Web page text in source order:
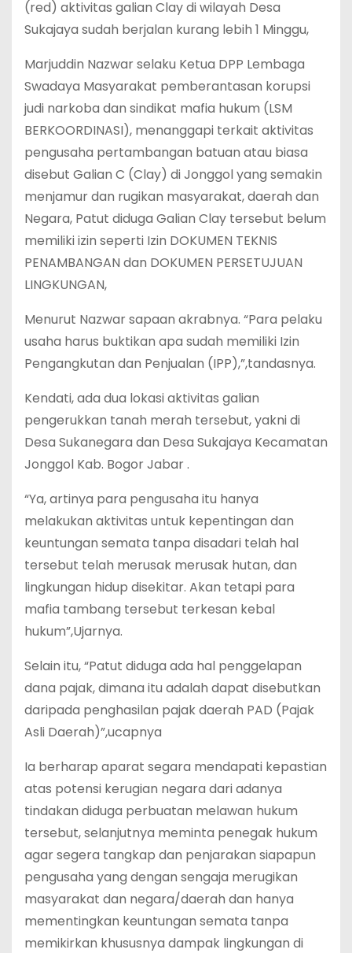
(red) aktivitas galian Clay di wilayah Desa
Sukajaya sudah berjalan kurang lebih 1 Minggu,
Marjuddin Nazwar selaku Ketua DPP Lembaga
Swadaya Masyarakat pemberantasan korupsi
judi narkoba dan sindikat mafia hukum (LSM
BERKOORDINASI), menanggapi terkait aktivitas
pengusaha pertambangan batuan atau biasa
disebut Galian C (Clay) di Jonggol yang semakin
menjamur dan rugikan masyarakat, daerah dan
Negara, Patut diduga Galian Clay tersebut belum
memiliki izin seperti Izin DOKUMEN TEKNIS
PENAMBANGAN dan DOKUMEN PERSETUJUAN
LINGKUNGAN,
Menurut Nazwar sapaan akrabnya. “Para pelaku
usaha harus buktikan apa sudah memiliki Izin
Pengangkutan dan Penjualan (IPP),”,tandasnya.
Kendati, ada dua lokasi aktivitas galian
pengerukkan tanah merah tersebut, yakni di
Desa Sukanegara dan Desa Sukajaya Kecamatan
Jonggol Kab. Bogor Jabar .
“Ya, artinya para pengusaha itu hanya
melakukan aktivitas untuk kepentingan dan
keuntungan semata tanpa disadari telah hal
tersebut telah merusak merusak hutan, dan
lingkungan hidup disekitar. Akan tetapi para
mafia tambang tersebut terkesan kebal
hukum”,Ujarnya.
Selain itu, “Patut diduga ada hal penggelapan
dana pajak, dimana itu adalah dapat disebutkan
daripada penghasilan pajak daerah PAD (Pajak
Asli Daerah)”,ucapnya
Ia berharap aparat segara mendapati kepastian
atas potensi kerugian negara dari adanya
tindakan diduga perbuatan melawan hukum
tersebut, selanjutnya meminta penegak hukum
agar segera tangkap dan penjarakan siapapun
pengusaha yang dengan sengaja merugikan
masyarakat dan negara/daerah dan hanya
mementingkan keuntungan semata tanpa
memikirkan khususnya dampak lingkungan di